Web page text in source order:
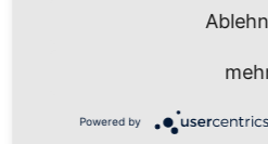
Tafeltraubensorten
Anbausysteme & Recht
Tafeltrauben A-Z
Powered by